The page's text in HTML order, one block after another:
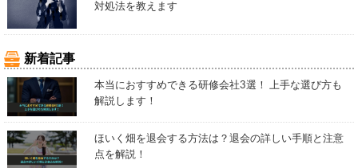
対処法を教えます
新着記事
本当におすすめできる研修会社3選！ 上手な選び方も
解説します！
ほいく畑を退会する方法は？退会の詳しい手順と注意
点を解説！